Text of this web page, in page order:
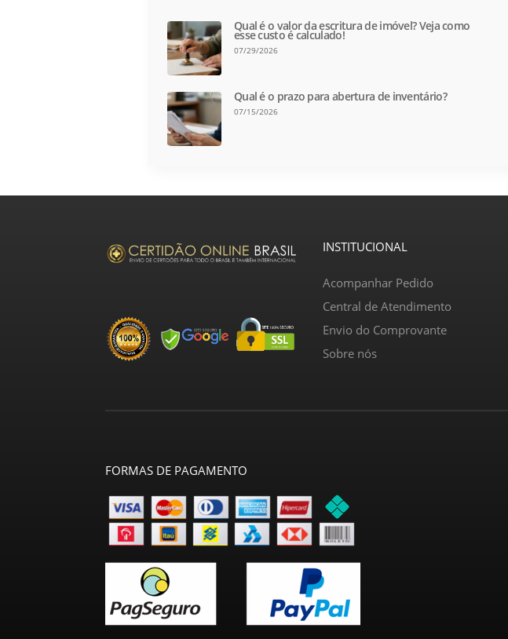
Qual é o valor da escritura de imóvel? Veja como
esse custo é calculado!
07/29/2026
Qual é o prazo para abertura de inventário?
07/15/2026
INSTITUCIONAL
Acompanhar Pedido
Central de Atendimento
Envio do Comprovante
Sobre nós
FORMAS DE PAGAMENTO